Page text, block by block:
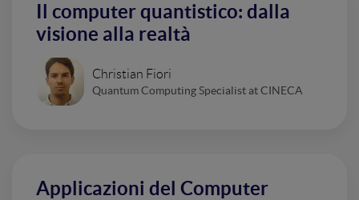
Il computer quantistico: dalla
visione alla realtà
Christian Fiori
Quantum Computing Specialist at CINECA
Applicazioni del Computer